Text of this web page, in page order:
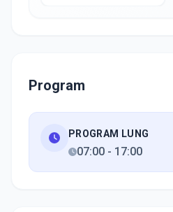
Program
PROGRAM LUNG
07:00 - 17:00